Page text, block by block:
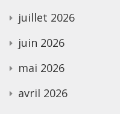
juillet 2026
juin 2026
mai 2026
avril 2026